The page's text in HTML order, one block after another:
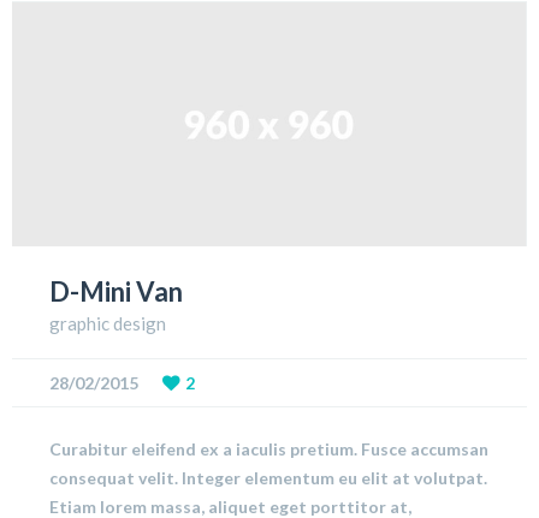
D-Mini Van
graphic design
28/02/2015 2
Curabitur eleifend ex a iaculis pretium. Fusce accumsan
consequat velit. Integer elementum eu elit at volutpat.
Etiam lorem massa, aliquet eget porttitor at,